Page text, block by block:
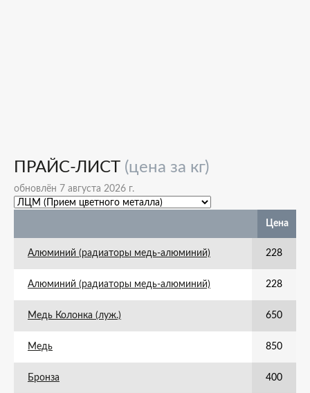
ПРАЙС-ЛИСТ (цена за кг)
обновлён 7 августа 2026 г.
Цена
Алюминий (радиаторы медь-алюминий) 228
Алюминий (радиаторы медь-алюминий) 228
Медь Колонка (луж.) 650
Медь 850
Бронза 400